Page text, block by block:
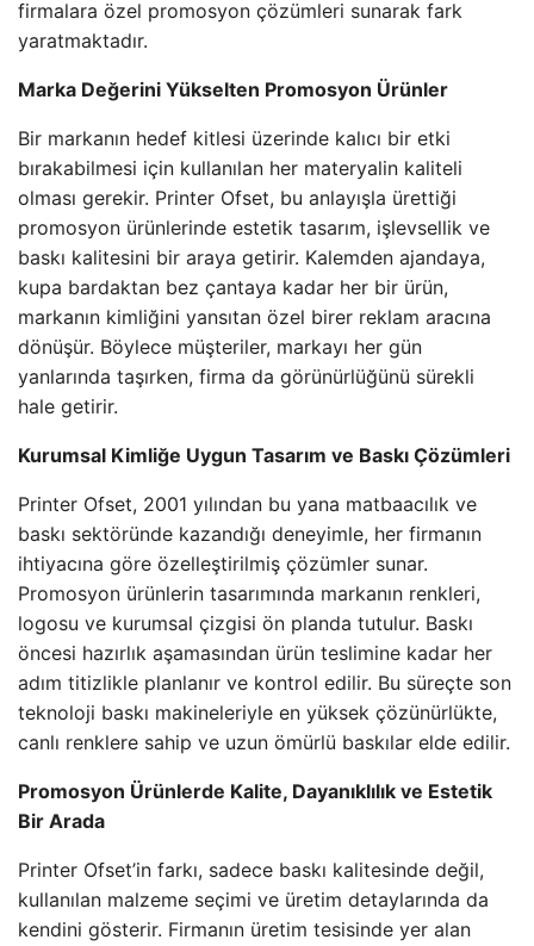
firmalara özel promosyon çözümleri sunarak fark
yaratmaktadır.
Marka Değerini Yükselten Promosyon Ürünler
Bir markanın hedef kitlesi üzerinde kalıcı bir etki
bırakabilmesi için kullanılan her materyalin kaliteli
olması gerekir. Printer Ofset, bu anlayışla ürettiği
promosyon ürünlerinde estetik tasarım, işlevsellik ve
baskı kalitesini bir araya getirir. Kalemden ajandaya,
kupa bardaktan bez çantaya kadar her bir ürün,
markanın kimliğini yansıtan özel birer reklam aracına
dönüşür. Böylece müşteriler, markayı her gün
yanlarında taşırken, firma da görünürlüğünü sürekli
hale getirir.
Kurumsal Kimliğe Uygun Tasarım ve Baskı Çözümleri
Printer Ofset, 2001 yılından bu yana matbaacılık ve
baskı sektöründe kazandığı deneyimle, her firmanın
ihtiyacına göre özelleştirilmiş çözümler sunar.
Promosyon ürünlerin tasarımında markanın renkleri,
logosu ve kurumsal çizgisi ön planda tutulur. Baskı
öncesi hazırlık aşamasından ürün teslimine kadar her
adım titizlikle planlanır ve kontrol edilir. Bu süreçte son
teknoloji baskı makineleriyle en yüksek çözünürlükte,
canlı renklere sahip ve uzun ömürlü baskılar elde edilir.
Promosyon Ürünlerde Kalite, Dayanıklılık ve Estetik
Bir Arada
Printer Ofset’in farkı, sadece baskı kalitesinde değil,
kullanılan malzeme seçimi ve üretim detaylarında da
kendini gösterir. Firmanın üretim tesisinde yer alan